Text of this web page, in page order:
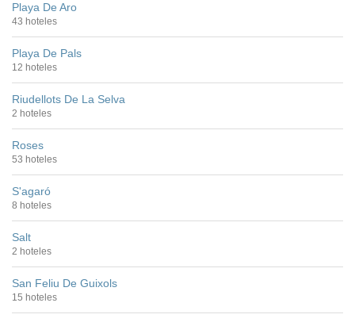
Playa De Aro
43 hoteles
Playa De Pals
12 hoteles
Riudellots De La Selva
2 hoteles
Roses
53 hoteles
S'agaró
8 hoteles
Salt
2 hoteles
San Feliu De Guixols
15 hoteles